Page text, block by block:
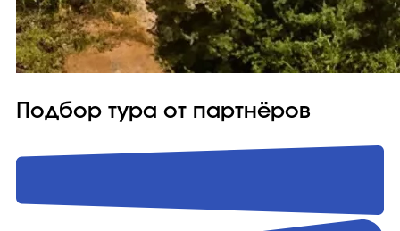
Подбор тура от партнёров